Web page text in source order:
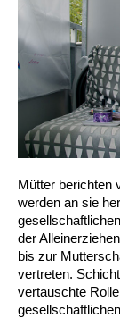
Mütter berichten
werden an sie
der
bis zur
vertreten.
vertauschte